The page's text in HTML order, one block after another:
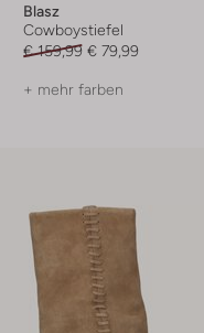
Blasz
Cowboystiefel
€ 159,99 € 79,99
+ mehr farben